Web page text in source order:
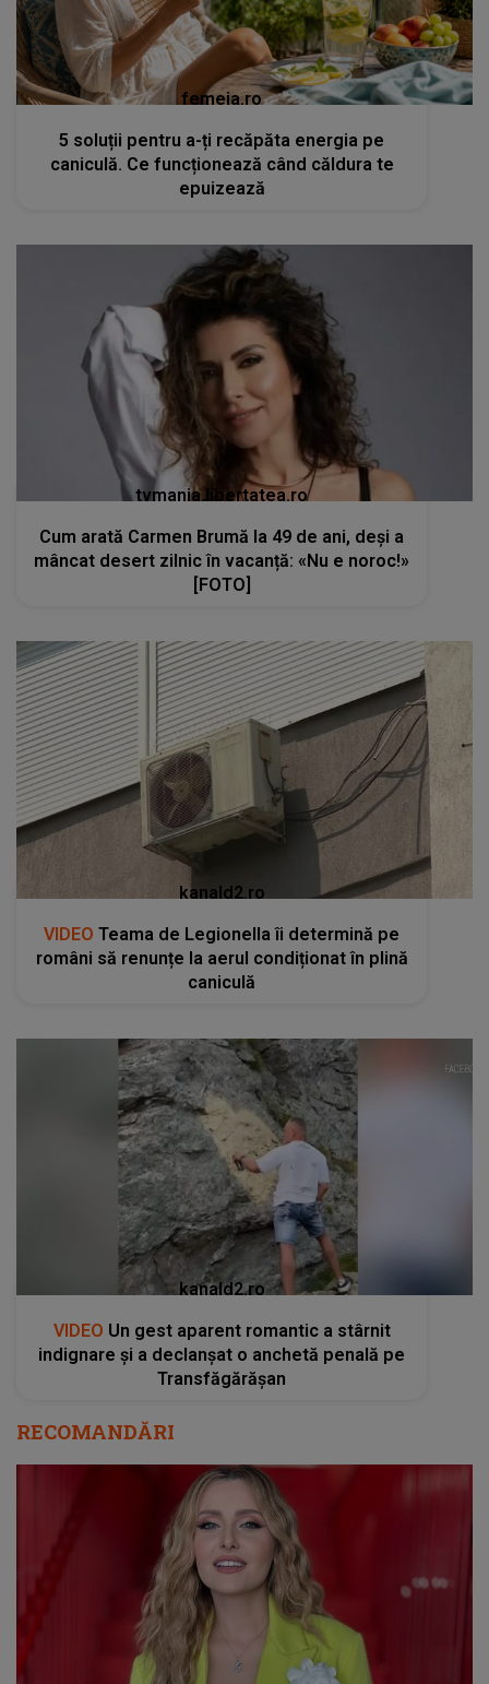
femeia.ro
5 soluții pentru a-ți recăpăta energia pe
caniculă. Ce funcționează când căldura te
epuizează
tvmania.libertatea.ro
Cum arată Carmen Brumă la 49 de ani, deși a
mâncat desert zilnic în vacanță: «Nu e noroc!»
[FOTO]
kanald2.ro
VIDEO Teama de Legionella îi determină pe
români să renunțe la aerul condiționat în plină
caniculă
kanald2.ro
VIDEO Un gest aparent romantic a stârnit
indignare și a declanșat o anchetă penală pe
Transfăgărășan
RECOMANDĂRI